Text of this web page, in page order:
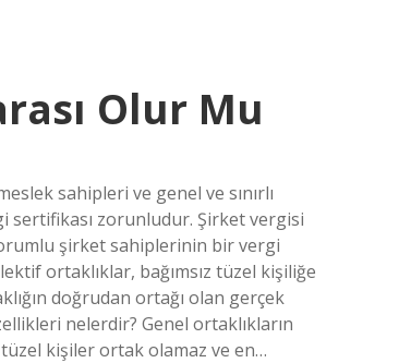
Olur Mu
sahipleri ve genel ve sınırlı
sertifikası zorunludur. Şirket vergisi
şirket sahiplerinin bir vergi
ortaklıklar, bağımsız tüzel kişiliğe
doğrudan ortağı olan gerçek
nelerdir? Genel ortaklıkların
kişiler ortak olamaz ve en…